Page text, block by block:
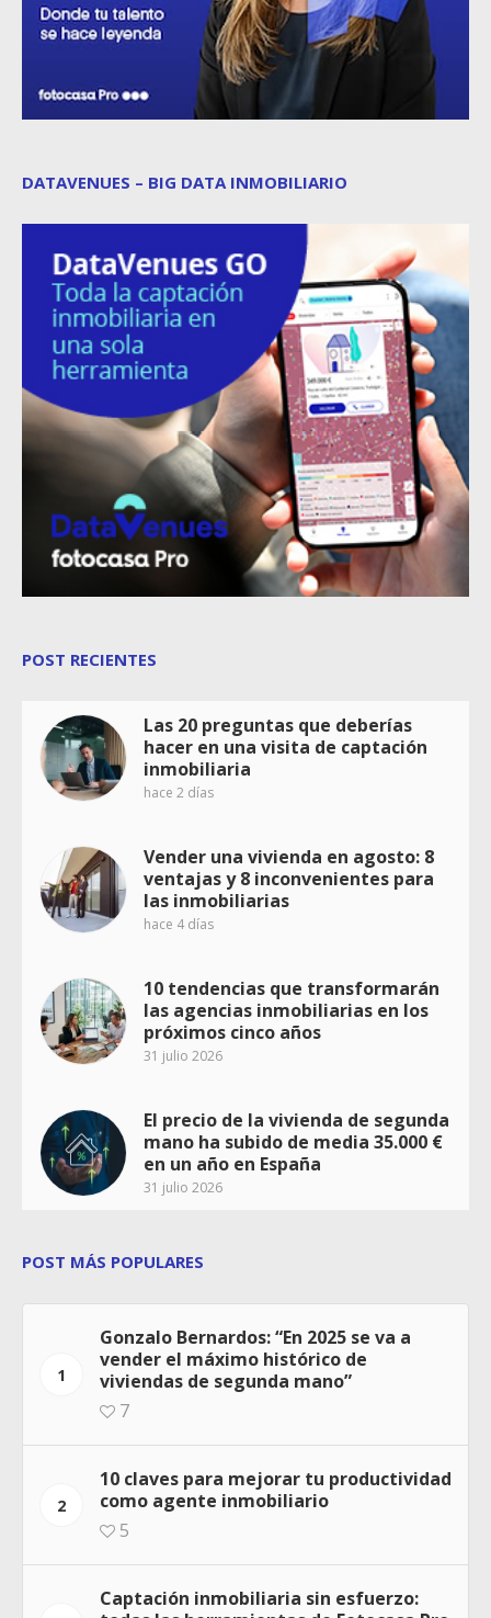
DATAVENUES – BIG DATA INMOBILIARIO
POST RECIENTES
Las 20 preguntas que deberías
hacer en una visita de captación
inmobiliaria
hace 2 días
Vender una vivienda en agosto: 8
ventajas y 8 inconvenientes para
las inmobiliarias
hace 4 días
10 tendencias que transformarán
las agencias inmobiliarias en los
próximos cinco años
31 julio 2026
El precio de la vivienda de segunda
mano ha subido de media 35.000 €
en un año en España
31 julio 2026
POST MÁS POPULARES
1
Gonzalo Bernardos: “En 2025 se va a
vender el máximo histórico de
viviendas de segunda mano”
7
2
10 claves para mejorar tu productividad
como agente inmobiliario
5
Captación inmobiliaria sin esfuerzo: